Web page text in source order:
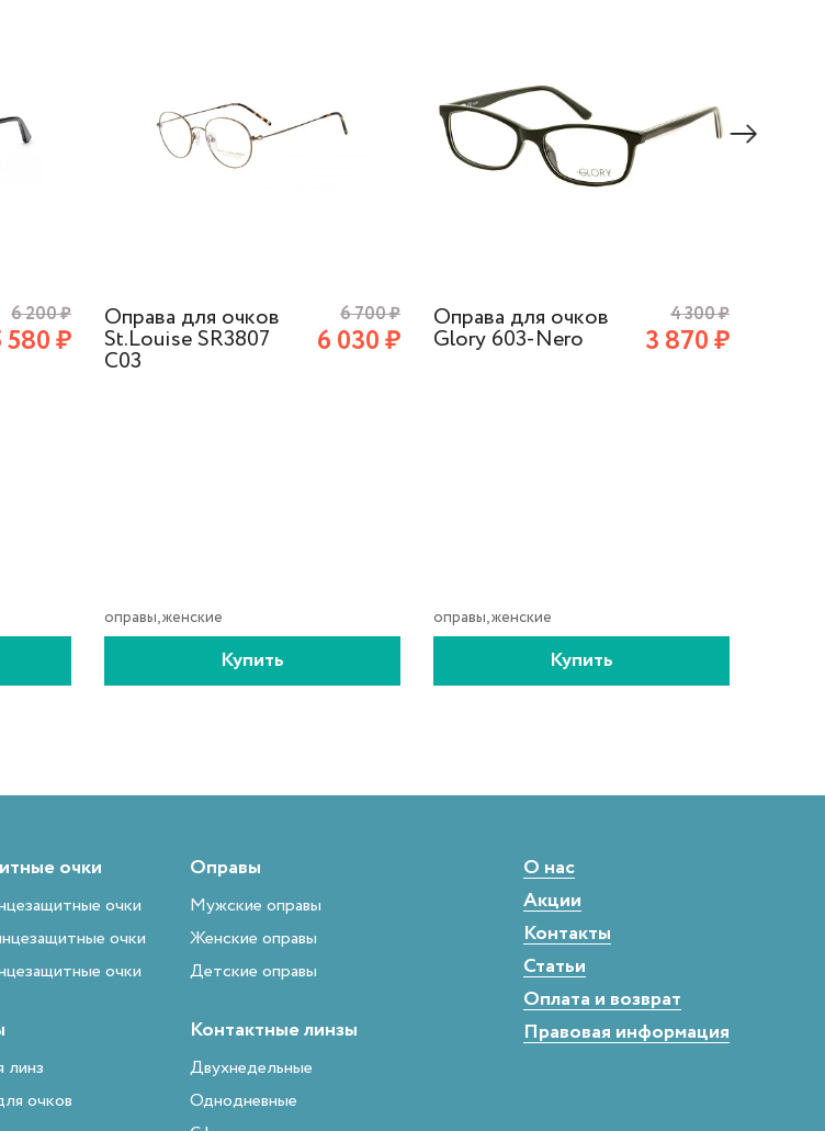
6 200₽
580₽
Оправа для очков
St.Louise SR3807
С03
6 700₽
6 030₽
оправы, женские
Купить
Оправа для очков
Glory 603-Nero
4 300₽
3 870₽
оправы, женские
Купить
очки
очки
очки
очки
линз
очков
Оправы
Мужские оправы
Женские оправы
Детские оправы
Контактные линзы
Двухнедельные
Однодневные
О нас
Акции
Контакты
Статьи
Оплата и возврат
Правовая информация